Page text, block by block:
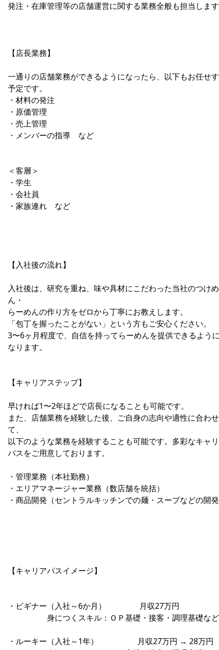
発注・在庫管理等の店舗運営に関する業務全般も担当しま
【店長業務】
一通りの店舗業務ができるようになったら、以下もお任せ
予定です。
・材料の発注
・原価管理
・売上管理
・メンバーの指導 など
＜客層＞
・学生
・会社員
・家族連れ など
【入社後の流れ】
入社後は、研究を重ね、味や具材にこだわった当社のつけめ
ん・
らーめんの作り方をゼロから丁寧にお教えします。
「包丁を握ったことがない」という方もご安心ください。
3〜6ヶ月程度で、自信を持ってらーめんを提供できるよう
なります。
【キャリアステップ】
早ければ1〜2年ほどで店長になることも可能です。
また、店舗業務を経験した後、ご自身の志向や適性に合わせ
て、
以下のような業務を経験することも可能です。多彩なキャ
パスをご用意しております。
・管理業務（本社勤務）
・エリアマネージャー業務（数店舗を統括）
・商品開発（セントラルキッチンでの麺・スープなどの開
【キャリアパスイメージ】
・ビギナー（入社～6か月） 月収27万円
身につくスキル：ＯＰ基礎・接客・調理基礎など
・ルーキー（入社～1年） 月収27万円 → 28万